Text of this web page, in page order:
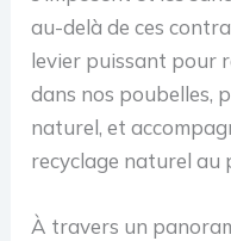
au-delà de ces
levier puissant pour
dans nos poubelles,
naturel, et
recyclage naturel au
À travers un